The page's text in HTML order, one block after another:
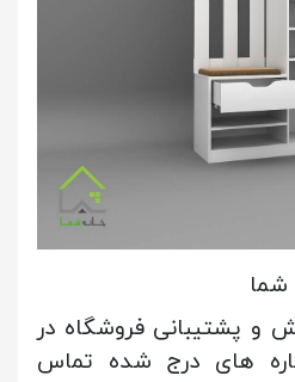
شما
و پشتیبانی فروشگاه در
های درج شده تماس